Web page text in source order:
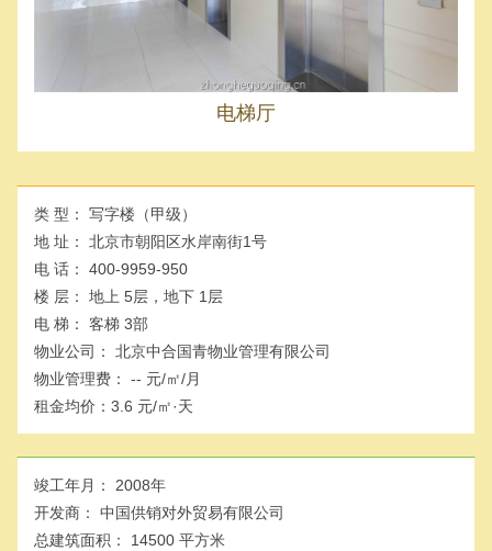
电梯厅
类 型：
写字楼（甲级）
地 址：
北京市朝阳区水岸南街1号
电 话：
400-9959-950
楼 层：
地上 5层，地下 1层
电 梯：
客梯 3部
物业公司：
北京中合国青物业管理有限公司
物业管理费：
-- 元/㎡/月
租金均价： 3.6 元/㎡·天
竣工年月：
2008年
开发商：
中国供销对外贸易有限公司
总建筑面积：
14500 平方米